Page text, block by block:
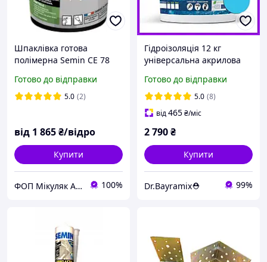
Шпаклівка готова
полімерна Semin CE 78
Готово до відправки
5.0 (2)
від 1 865₴/відро
Купити
ФОП Мікуляк А.Ю. 100%
Гідроізоляція 12 кг
універсальна акрилова
Блакитна
Готово до відправки
5.0 (8)
від465₴/міс
2 790₴
Купити
Dr.Bayramix⛑️ 99%